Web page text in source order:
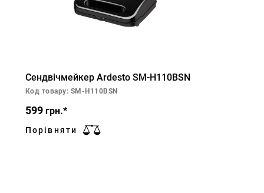
Сендвічмейкер Ardesto SM-H110BSN
Код товару: SM-H110BSN
599 грн.*
Порівняти